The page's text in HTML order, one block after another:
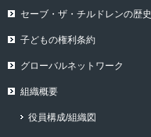
セーブ・ザ・チルドレンの歴史
子どもの権利条約
グローバルネットワーク
組織概要
役員構成/組織図